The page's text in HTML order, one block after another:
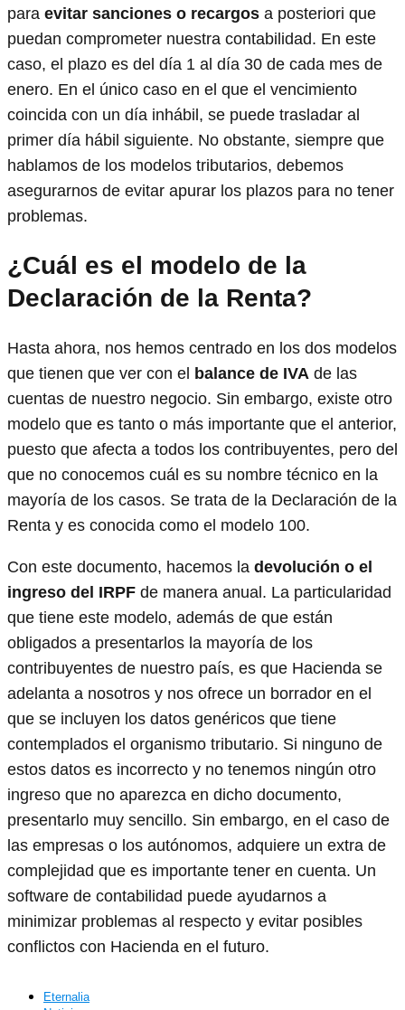
para evitar sanciones o recargos a posteriori que
puedan comprometer nuestra contabilidad. En este
caso, el plazo es del día 1 al día 30 de cada mes de
enero. En el único caso en el que el vencimiento
coincida con un día inhábil, se puede trasladar al
primer día hábil siguiente. No obstante, siempre que
hablamos de los modelos tributarios, debemos
asegurarnos de evitar apurar los plazos para no tener
problemas.
¿Cuál es el modelo de la
Declaración de la Renta?
Hasta ahora, nos hemos centrado en los dos modelos
que tienen que ver con el balance de IVA de las
cuentas de nuestro negocio. Sin embargo, existe otro
modelo que es tanto o más importante que el anterior,
puesto que afecta a todos los contribuyentes, pero del
que no conocemos cuál es su nombre técnico en la
mayoría de los casos. Se trata de la Declaración de la
Renta y es conocida como el modelo 100.
Con este documento, hacemos la devolución o el
ingreso del IRPF de manera anual. La particularidad
que tiene este modelo, además de que están
obligados a presentarlos la mayoría de los
contribuyentes de nuestro país, es que Hacienda se
adelanta a nosotros y nos ofrece un borrador en el
que se incluyen los datos genéricos que tiene
contemplados el organismo tributario. Si ninguno de
estos datos es incorrecto y no tenemos ningún otro
ingreso que no aparezca en dicho documento,
presentarlo muy sencillo. Sin embargo, en el caso de
las empresas o los autónomos, adquiere un extra de
complejidad que es importante tener en cuenta. Un
software de contabilidad puede ayudarnos a
minimizar problemas al respecto y evitar posibles
conflictos con Hacienda en el futuro.
Eternalia